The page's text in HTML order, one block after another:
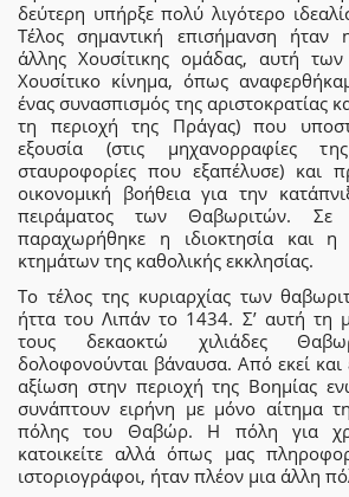
δεύτερη υπήρξε πολύ λιγότερο
Τέλος σημαντική επισήμανση ήταν
άλλης Χουσίτικης ομάδας, αυτή
Χουσίτικο κίνημα, όπως
ένας συνασπισμός της αριστοκρατίας
τη περιοχή της Πράγας) που
εξουσία (στις μηχανορραφίες
σταυροφορίες που εξαπέλυσε) και
οικονομική βοήθεια για την
πειράματος των Θαβωριτών. Σε
παραχωρήθηκε η ιδιοκτησία και η
κτημάτων της καθολικής εκκλησίας.
Το τέλος της κυριαρχίας των
ήττα του Λιπάν το 1434. Σ’ αυτή τη
τους δεκαοκτώ χιλιάδες
δολοφονούνται βάναυσα. Από εκεί και
αξίωση στην περιοχή της Βοημίας
συνάπτουν ειρήνη με μόνο αίτημα
πόλης του Θαβώρ. Η πόλη για
κατοικείτε αλλά όπως μας
ιστοριογράφοι, ήταν πλέον μια άλλη